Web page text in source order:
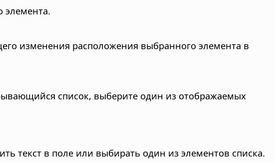
элемента.
изменения расположения выбранного элемента в
список, выберите один из отображаемых
текст в поле или выбирать один из элементов списка.